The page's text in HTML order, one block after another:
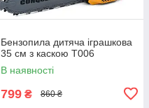
Бензопила дитяча іграшкова
35 см з каскою T006
В наявності
799 ₴ 860 ₴